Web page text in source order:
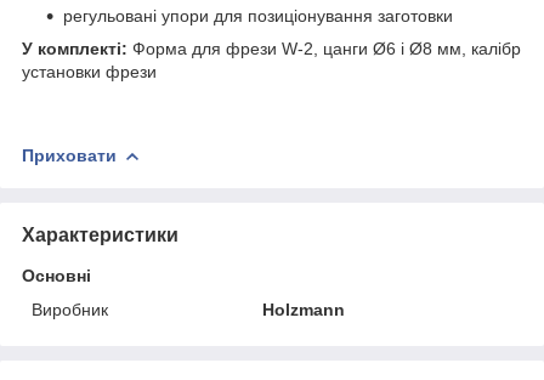
регульовані упори для позиціонування заготовки
У комплекті: Форма для фрези W-2, цанги Ø6 і Ø8 мм, калібр
установки фрези
Приховати
Характеристики
Основні
Виробник
Holzmann